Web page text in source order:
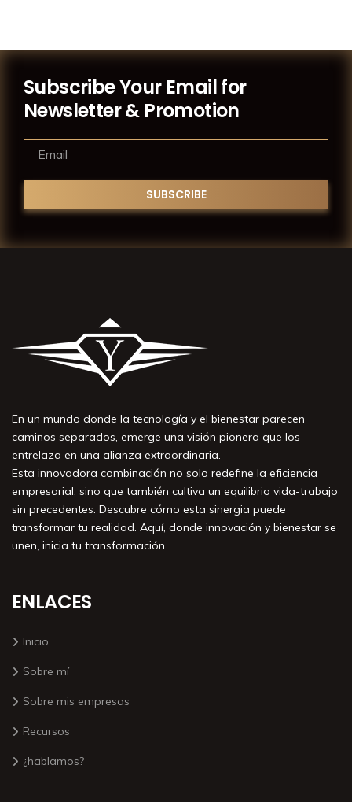
Subscribe Your Email for
Newsletter & Promotion
En un mundo donde la tecnología y el bienestar parecen
caminos separados, emerge una visión pionera que los
entrelaza en una alianza extraordinaria.
Esta innovadora combinación no solo redefine la eficiencia
empresarial, sino que también cultiva un equilibrio vida-trabajo
sin precedentes. Descubre cómo esta sinergia puede
transformar tu realidad. Aquí, donde innovación y bienestar se
unen, inicia tu transformación
ENLACES
Inicio
Sobre mí
Sobre mis empresas
Recursos
¿hablamos?